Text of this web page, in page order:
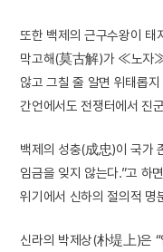
또한 백제의 근구수왕이 태
막고해(莫古解)가 ≪노자≫
않고 그칠 줄 알면 위태롭
간언에서도 전쟁터에서 진
백제의 성충(成忠)이 국가
임금을 잊지 않는다.”고 하
위기에서 신하의 절의적 명
신라의 박제상(朴堤上)은 “